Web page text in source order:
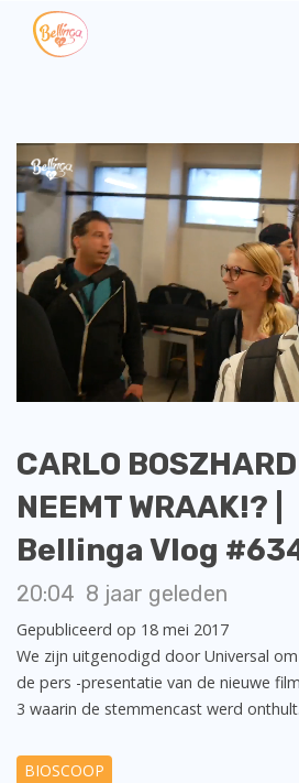
CARLO BOSZHARD
NEEMT WRAAK!? |
Bellinga Vlog
20:04 8 jaar geleden
Gepubliceerd op 18 mei 2017
We zijn uitgenodigd door Universal
de pers -presentatie van de nieuwe
3 waarin de stemmencast werd onthult.
BIOSCOOP